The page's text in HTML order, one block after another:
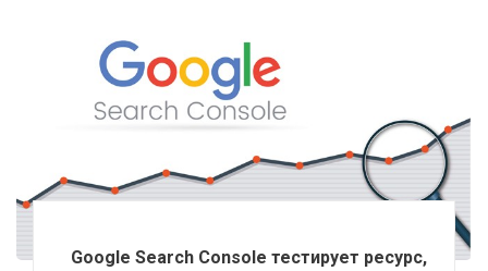
Google Search Console тестирует ресурс,